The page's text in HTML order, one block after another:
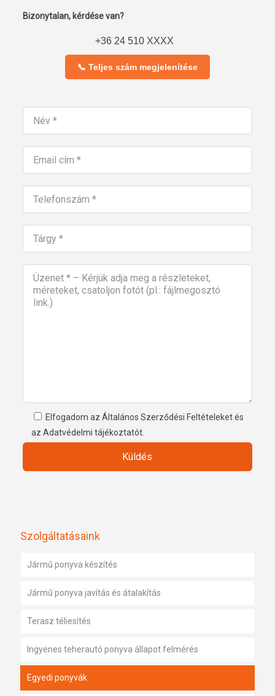
Bizonytalan, kérdése van?
+36 24 510 XXXX
📞 Teljes szám megjelenítése
Elfogadom az Általános Szerződési Feltételeket és
az Adatvédelmi tájékoztatót.
Szolgáltatásaink
Jármű ponyva készítés
Jármű ponyva javítás és átalakítás
Terasz téliesítés
Ingyenes teherautó ponyva állapot felmérés
Egyedi ponyvák